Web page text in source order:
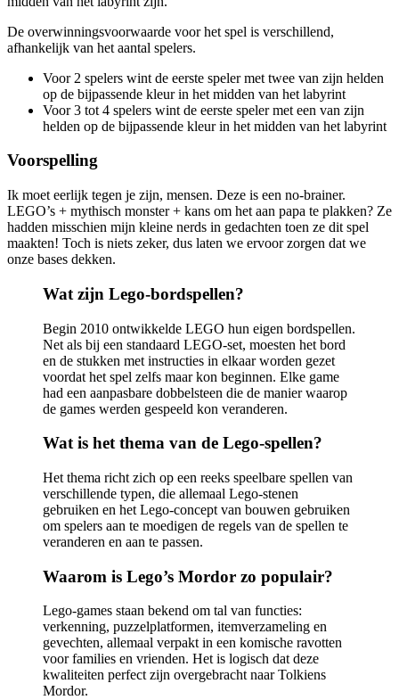
De overwinningsvoorwaarde voor het spel is verschillend,
afhankelijk van het aantal spelers.
Voor 2 spelers wint de eerste speler met twee van zijn helden
op de bijpassende kleur in het midden van het labyrint
Voor 3 tot 4 spelers wint de eerste speler met een van zijn
helden op de bijpassende kleur in het midden van het labyrint
Voorspelling
Ik moet eerlijk tegen je zijn, mensen. Deze is een no-brainer.
LEGO’s + mythisch monster + kans om het aan papa te plakken? Ze
hadden misschien mijn kleine nerds in gedachten toen ze dit spel
maakten! Toch is niets zeker, dus laten we ervoor zorgen dat we
onze bases dekken.
Wat zijn Lego-bordspellen?
Begin 2010 ontwikkelde LEGO hun eigen bordspellen.
Net als bij een standaard LEGO-set, moesten het bord
en de stukken met instructies in elkaar worden gezet
voordat het spel zelfs maar kon beginnen. Elke game
had een aanpasbare dobbelsteen die de manier waarop
de games werden gespeeld kon veranderen.
Wat is het thema van de Lego-spellen?
Het thema richt zich op een reeks speelbare spellen van
verschillende typen, die allemaal Lego-stenen
gebruiken en het Lego-concept van bouwen gebruiken
om spelers aan te moedigen de regels van de spellen te
veranderen en aan te passen.
Waarom is Lego’s Mordor zo populair?
Lego-games staan ​​bekend om tal van functies:
verkenning, puzzelplatformen, itemverzameling en
gevechten, allemaal verpakt in een komische ravotten
voor families en vrienden. Het is logisch dat deze
kwaliteiten perfect zijn overgebracht naar Tolkiens
Mordor.